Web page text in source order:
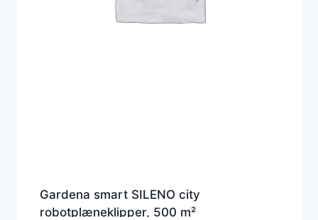
Gardena smart SILENO city
robotplæneklipper, 500 m²